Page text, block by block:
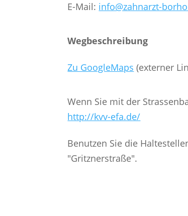
E-Mail: info@zahnarzt-
Wegbeschreibung
Zu GoogleMaps (externer
Wenn Sie mit der
http://kvv-efa.de/
Benutzen Sie die
"Gritznerstraße".